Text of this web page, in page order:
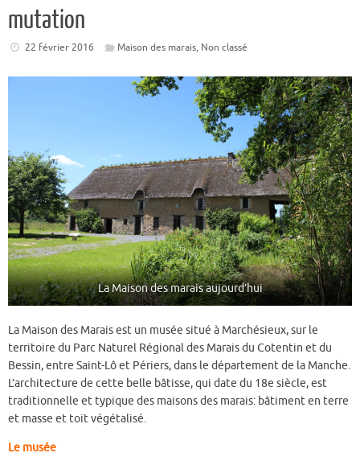
mutation
22 février 2016 Maison des marais, Non classé
La Maison des marais aujourd’hui
La Maison des Marais est un musée situé à Marchésieux, sur le
territoire du Parc Naturel Régional des Marais du Cotentin et du
Bessin, entre Saint-Lô et Périers, dans le département de la Manche.
L’architecture de cette belle bâtisse, qui date du 18e siècle, est
traditionnelle et typique des maisons des marais: bâtiment en terre
et masse et toit végétalisé.
Le musée